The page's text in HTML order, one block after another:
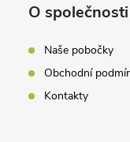
O společnosti
Naše pobočky
Obchodní
Kontakty